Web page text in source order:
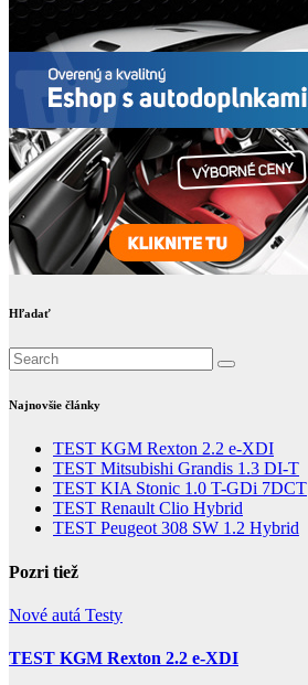
Hľadať
Najnovšie články
TEST KGM Rexton 2.2 e-XDI
TEST Mitsubishi Grandis 1.3 DI-T
TEST KIA Stonic 1.0 T-GDi 7DCT
TEST Renault Clio Hybrid
TEST Peugeot 308 SW 1.2 Hybrid
Pozri tiež
Nové autá Testy
TEST KGM Rexton 2.2 e-XDI